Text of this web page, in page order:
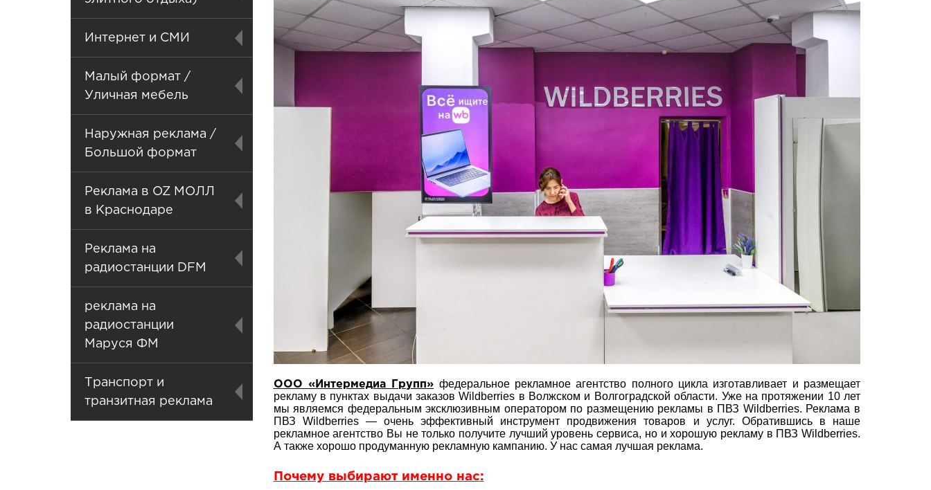
Интернет и СМИ
Малый формат /
Уличная мебель
Наружная реклама /
Большой формат
Реклама в OZ МОЛЛ
в Краснодаре
Реклама на
радиостанции DFM
реклама на
радиостанции
Маруся ФМ
Транспорт и
транзитная реклама
ООО «Интермедиа Групп» федеральное рекламное агентство полного цикла изготавливает и размещает
рекламу в пунктах выдачи заказов Wildberries в Волжском и Волгоградской области. Уже на протяжении 10 лет
мы являемся федеральным эксклюзивным оператором по размещению рекламы в ПВЗ Wildberries. Реклама в
ПВЗ Wildberries — очень эффективный инструмент продвижения товаров и услуг. Обратившись в наше
рекламное агентство Вы не только получите лучший уровень сервиса, но и хорошую рекламу в ПВЗ Wildberries.
А также хорошо продуманную рекламную кампанию. У нас самая лучшая реклама.
Почему выбирают именно нас: